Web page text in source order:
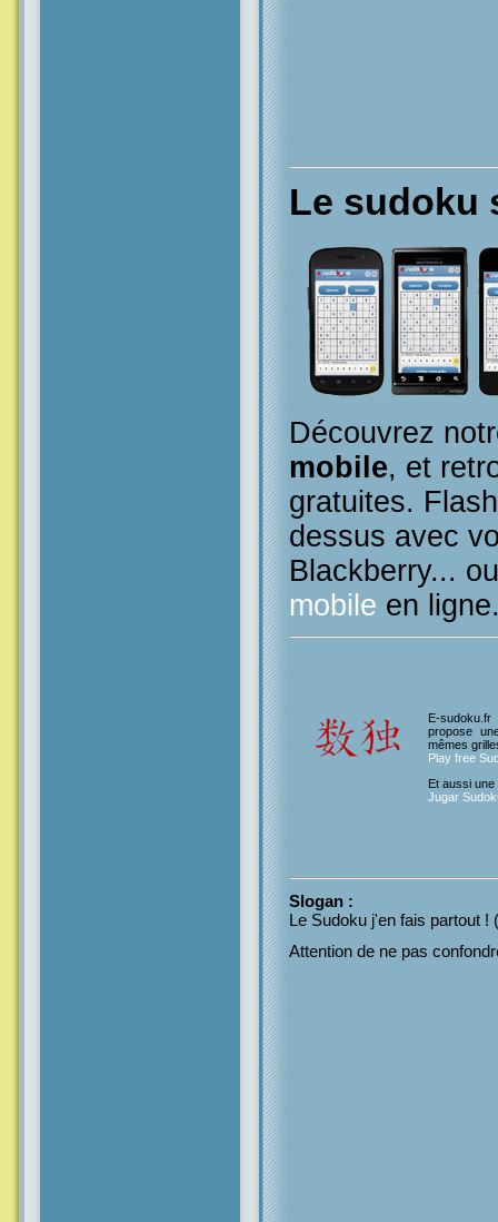
Le sudoku
Découvrez
mobile, et
gratuites.
dessus avec
Blackberry...
mobile en
E-
propose
mêmes
Play free
Et aussi
Jugar
Slogan :
Le Sudoku j'en fais partout !
Attention de ne pas